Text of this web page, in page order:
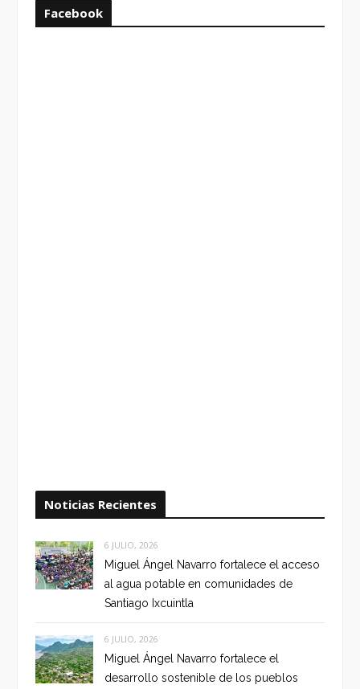
Facebook
Noticias Recientes
6 JULIO, 2026
Miguel Ángel Navarro fortalece el acceso
al agua potable en comunidades de
Santiago Ixcuintla
6 JULIO, 2026
Miguel Ángel Navarro fortalece el
desarrollo sostenible de los pueblos